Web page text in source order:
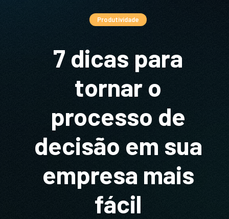
Produtividade
7 dicas para
tornar o
processo de
decisão em sua
empresa mais
fácil